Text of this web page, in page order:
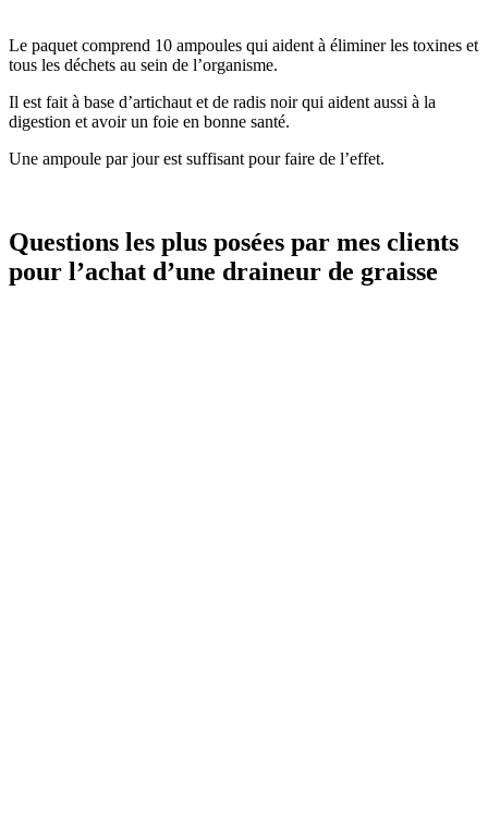
Le paquet comprend 10 ampoules qui aident à éliminer les toxines et
tous les déchets au sein de l’organisme.
Il est fait à base d’artichaut et de radis noir qui aident aussi à la
digestion et avoir un foie en bonne santé.
Une ampoule par jour est suffisant pour faire de l’effet.
Questions les plus posées par mes clients
pour l’achat d’une draineur de graisse